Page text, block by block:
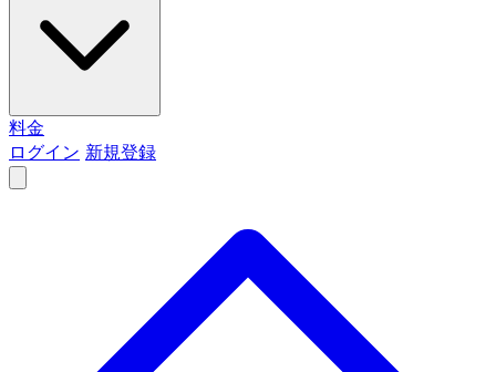
料金
ログイン 新規登録